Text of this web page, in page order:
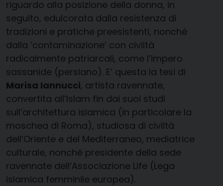
riguardo alla posizione della donna, in
seguito, edulcorata dalla resistenza di
tradizioni e pratiche preesistenti, nonché
dalla ‘contaminazione’ con civiltà
radicalmente patriarcali, come l’impero
sassanide (persiano). E’ questa la tesi di
Marisa Iannucci, artista ravennate,
convertita all’Islam fin dai suoi studi
sull’architettura islamica (in particolare la
moschea di Roma), studiosa di civiltà
dell’Oriente e del Mediterraneo, mediatrice
culturale, nonché presidente della sede
ravennate dell’Associazione Life (Lega
islamica femminile europea).